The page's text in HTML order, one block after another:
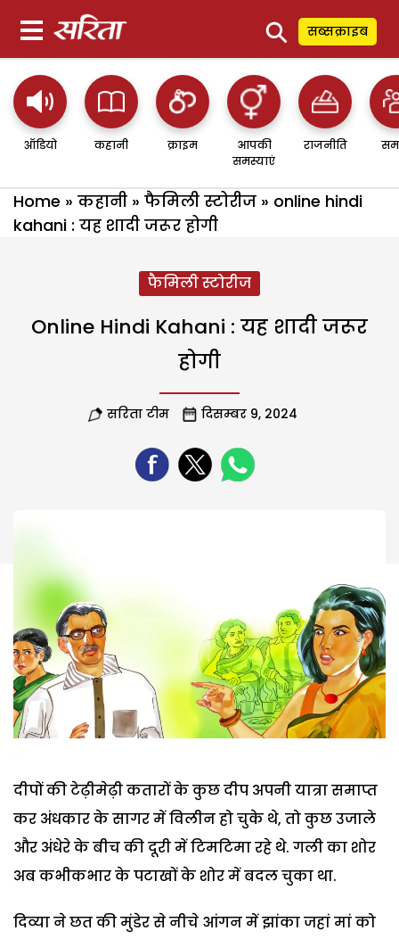
⚲ सब्सक्राइब
ऑडियो कहानी क्राइम
आपकी
समस्याएं
राजनीति
Home » कहानी » फैमिली स्टोरीज » online hindi
kahani : यह शादी जरूर होगी
फैमिली स्टोरीज
Online Hindi Kahani : यह शादी जरूर
होगी
सरिता टीम दिसम्बर 9, 2024
दीपों की टेढ़ीमेढ़ी कतारों के कुछ दीप अपनी यात्रा समाप्त
कर अंधकार के सागर में विलीन हो चुके थे, तो कुछ उजाले
और अंधेरे के बीच की दूरी में टिमटिमा रहे थे. गली का शोर
अब कभीकभार के पटाखों के शोर में बदल चुका था.
दिव्या ने छत की मुंडेर से नीचे आंगन में झांका जहां मां को